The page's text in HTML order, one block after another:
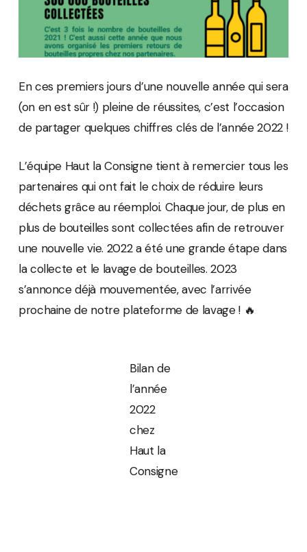
En ces premiers jours d’une nouvelle année qui sera
(on en est sûr !) pleine de réussites, c’est l’occasion
de partager quelques chiffres clés de l’année 2022 !
L’équipe Haut la Consigne tient à remercier tous les
partenaires qui ont fait le choix de réduire leurs
déchets grâce au réemploi. Chaque jour, de plus en
plus de bouteilles sont collectées afin de retrouver
une nouvelle vie. 2022 a été une grande étape dans
la collecte et le lavage de bouteilles. 2023
s’annonce déjà mouvementée, avec l’arrivée
prochaine de notre plateforme de lavage ! 🔥
Bilan de
l’année
2022
chez
Haut la
Consigne